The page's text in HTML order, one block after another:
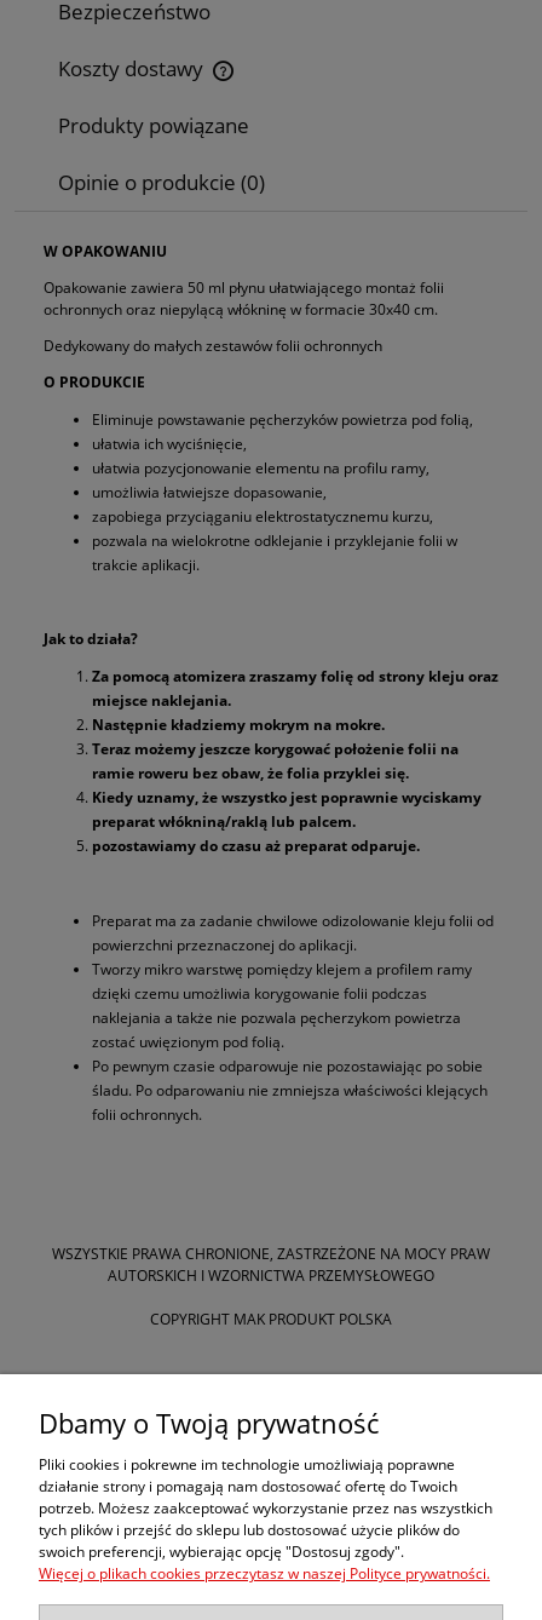
Bezpieczeństwo
Koszty dostawy
Cena nie zawiera ewentualnych kosztów płatności
Produkty powiązane
Opinie o produkcie (0)
W OPAKOWANIU
Opakowanie zawiera 50 ml płynu ułatwiającego montaż folii
ochronnych oraz niepylącą włókninę w formacie 30x40 cm.
Dedykowany do małych zestawów folii ochronnych
O PRODUKCIE
Eliminuje powstawanie pęcherzyków powietrza pod folią,
ułatwia ich wyciśnięcie,
ułatwia pozycjonowanie elementu na profilu ramy,
umożliwia łatwiejsze dopasowanie,
zapobiega przyciąganiu elektrostatycznemu kurzu,
pozwala na wielokrotne odklejanie i przyklejanie folii w
trakcie aplikacji.
Jak to działa?
Za pomocą atomizera zraszamy folię od strony kleju oraz
miejsce naklejania.
Następnie kładziemy mokrym na mokre.
Teraz możemy jeszcze korygować położenie folii na
ramie roweru bez obaw, że folia przyklei się.
Kiedy uznamy, że wszystko jest poprawnie wyciskamy
preparat włókniną/raklą lub palcem.
pozostawiamy do czasu aż preparat odparuje.
Preparat ma za zadanie chwilowe odizolowanie kleju folii od
powierzchni przeznaczonej do aplikacji.
Tworzy mikro warstwę pomiędzy klejem a profilem ramy
dzięki czemu umożliwia korygowanie folii podczas
naklejania a także nie pozwala pęcherzykom powietrza
zostać uwięzionym pod folią.
Po pewnym czasie odparowuje nie pozostawiając po sobie
śladu. Po odparowaniu nie zmniejsza właściwości klejących
folii ochronnych.
WSZYSTKIE PRAWA CHRONIONE, ZASTRZEŻONE NA MOCY PRAW
AUTORSKICH I WZORNICTWA PRZEMYSŁOWEGO
COPYRIGHT MAK PRODUKT POLSKA
Pomoc
Moje konto
Informacje
Dbamy o Twoją prywatność
Pliki cookies i pokrewne im technologie umożliwiają poprawne
działanie strony i pomagają nam dostosować ofertę do Twoich
potrzeb. Możesz zaakceptować wykorzystanie przez nas wszystkich
tych plików i przejść do sklepu lub dostosować użycie plików do
swoich preferencji, wybierając opcję "Dostosuj zgody".
Więcej o plikach cookies przeczytasz w naszej Polityce prywatności.